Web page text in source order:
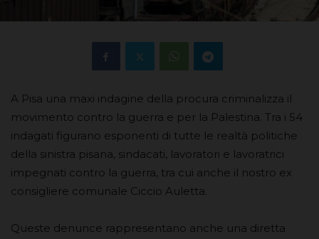
A Pisa una maxi indagine della procura criminalizza il
movimento contro la guerra e per la Palestina. Tra i 54
indagati figurano esponenti di tutte le realtà politiche
della sinistra pisana, sindacati, lavoratori e lavoratrici
impegnati contro la guerra, tra cui anche il nostro ex
consigliere comunale Ciccio Auletta.
Queste denunce rappresentano anche una diretta